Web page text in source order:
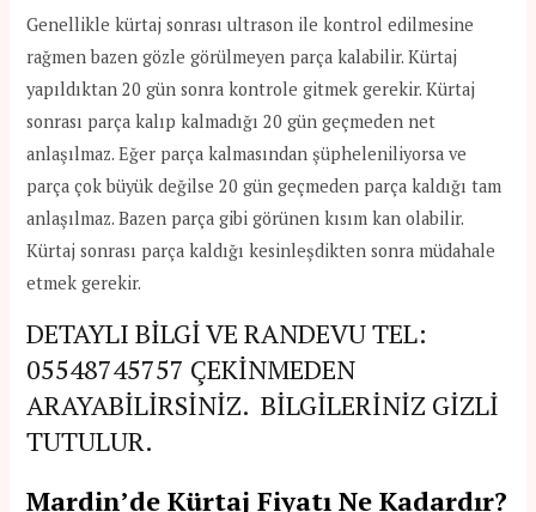
Genellikle kürtaj sonrası ultrason ile kontrol edilmesine
rağmen bazen gözle görülmeyen parça kalabilir. Kürtaj
yapıldıktan 20 gün sonra kontrole gitmek gerekir. Kürtaj
sonrası parça kalıp kalmadığı 20 gün geçmeden net
anlaşılmaz. Eğer parça kalmasından şüpheleniliyorsa ve
parça çok büyük değilse 20 gün geçmeden parça kaldığı tam
anlaşılmaz. Bazen parça gibi görünen kısım kan olabilir.
Kürtaj sonrası parça kaldığı kesinleşdikten sonra müdahale
etmek gerekir.
DETAYLI BİLGİ VE RANDEVU TEL:
05548745757 ÇEKİNMEDEN
ARAYABİLİRSİNİZ. BİLGİLERİNİZ GİZLİ
TUTULUR.
Mardin’de Kürtaj Fiyatı Ne Kadardır?